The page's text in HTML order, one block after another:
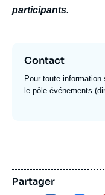
participants.
Contact
Pour toute
le pôle événements (
Partager